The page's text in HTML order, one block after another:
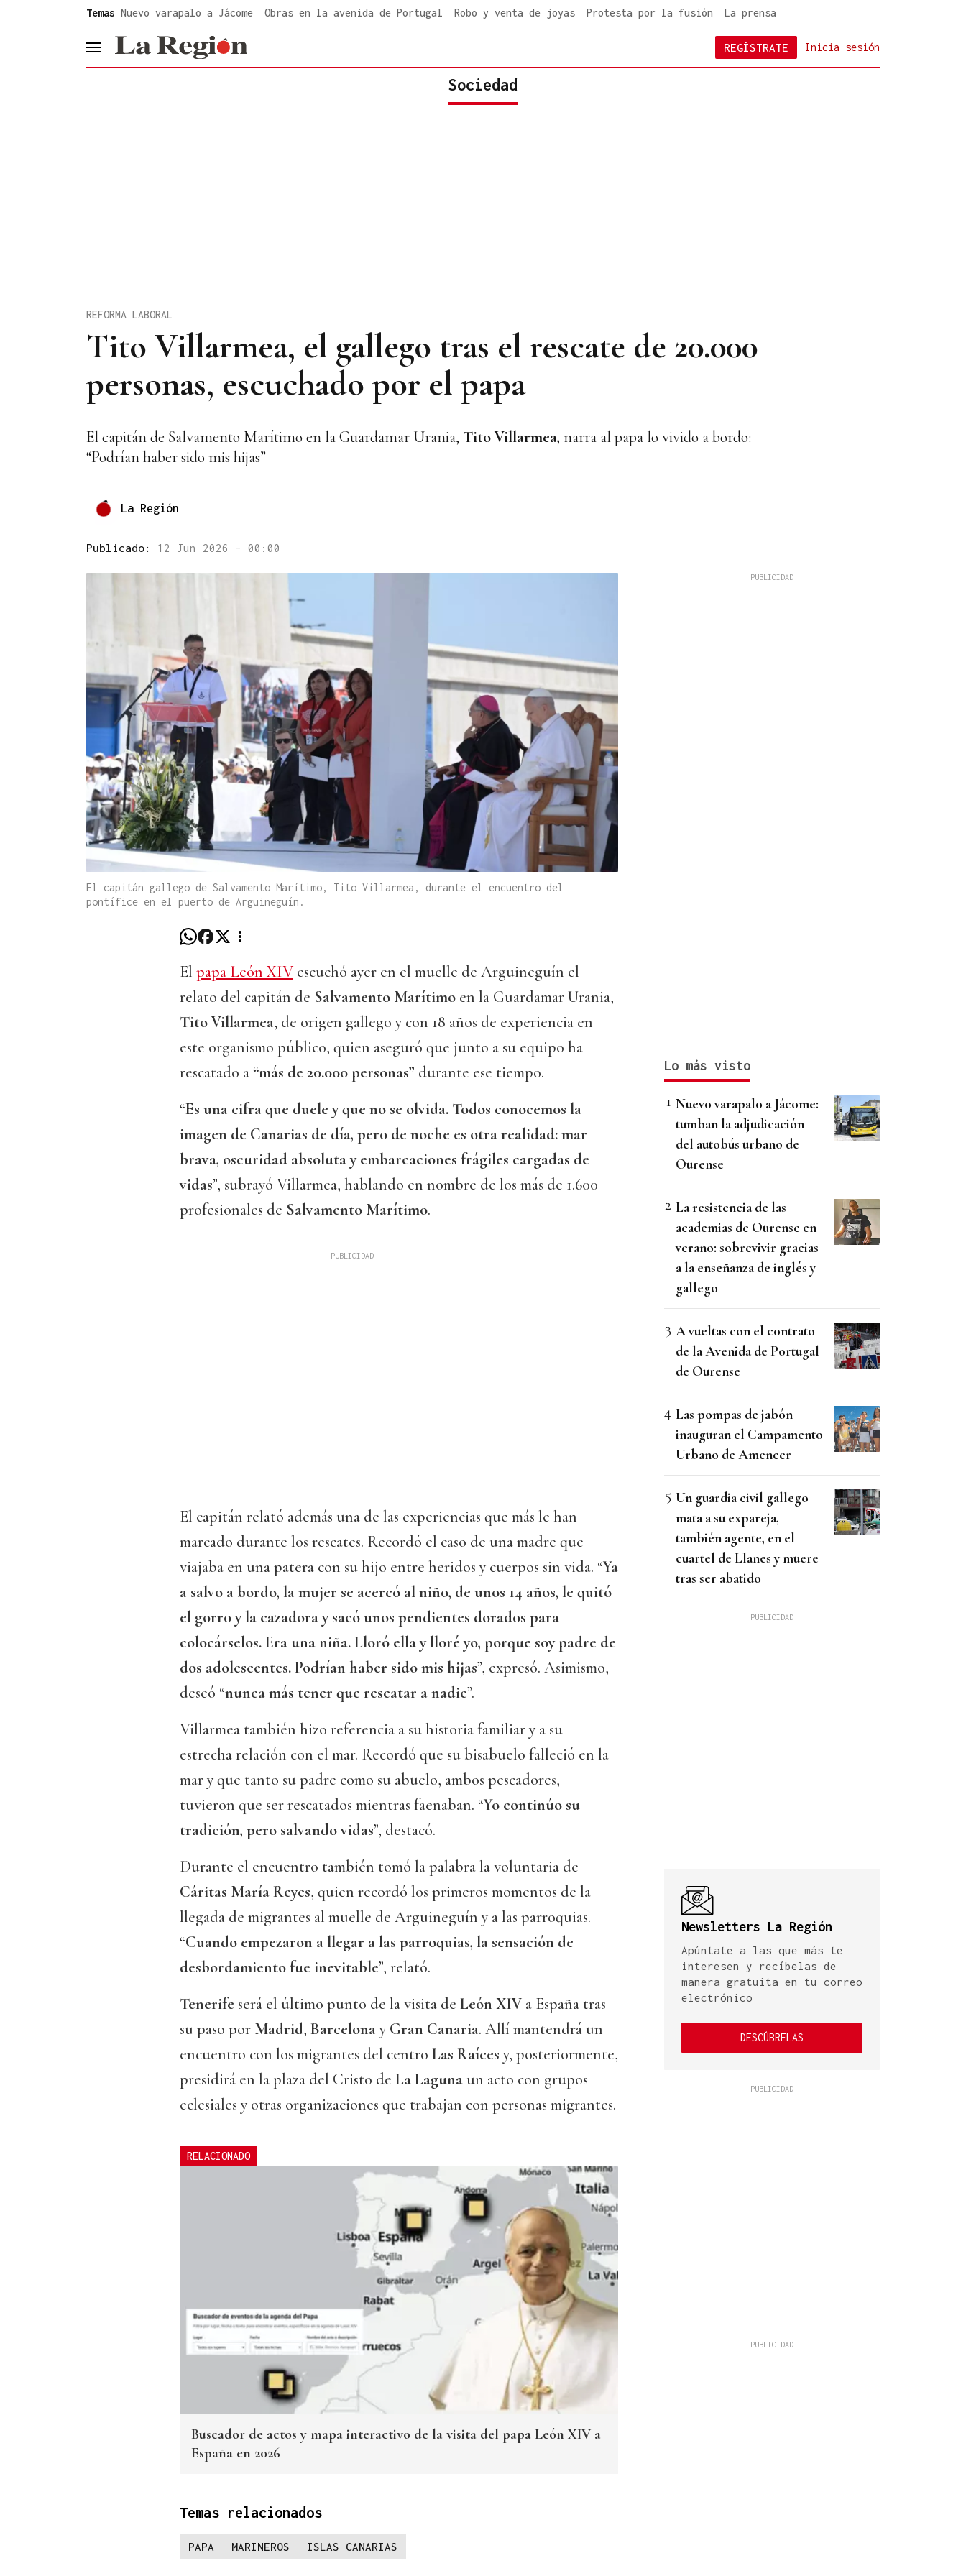
Temas Nuevo varapalo a Jácome Obras en la avenida de Portugal Robo y venta de joyas Protesta por la fusión La prensa
header.menu.open Inicia sesión
REGÍSTRATE
Sociedad
Tito Villarmea, el gallego tras el rescate de 20.000
personas, escuchado por el papa
REFORMA LABORAL
El capitán de Salvamento Marítimo en la Guardamar Urania, Tito Villarmea, narra al papa lo vivido a bordo:
“Podrían haber sido mis hijas”
La Región
Publicado: 12 Jun 2026 - 00:00
El capitán gallego de Salvamento Marítimo, Tito Villarmea, durante el encuentro del
pontífice en el puerto de Arguineguín.
El papa León XIV escuchó ayer en el muelle de Arguineguín el
relato del capitán de Salvamento Marítimo en la Guardamar Urania,
Tito Villarmea, de origen gallego y con 18 años de experiencia en
este organismo público, quien aseguró que junto a su equipo ha
rescatado a“más de 20.000 personas” durante ese tiempo.
“Es una cifra que duele y que no se olvida. Todos conocemos la
imagen de Canarias de día, pero de noche es otra realidad: mar
brava, oscuridad absoluta y embarcaciones frágiles cargadas de
vidas”, subrayó Villarmea, hablando en nombre de los más de 1.600
profesionales de Salvamento Marítimo.
El capitán relató además una de las experiencias que más le han
marcado durante los rescates. Recordó el caso de una madre que
viajaba en una patera con su hijo entre heridos y cuerpos sin vida. “Ya
a salvo a bordo, la mujer se acercó al niño, de unos 14 años, le quitó
el gorro y la cazadora y sacó unos pendientes dorados para
colocárselos. Era una niña. Lloró ella y lloré yo, porque soy padre de
dos adolescentes. Podrían haber sido mis hijas”, expresó. Asimismo,
deseó “nunca más tener que rescatar a nadie”.
Villarmea también hizo referencia a su historia familiar y a su
estrecha relación con el mar. Recordó que su bisabuelo falleció en la
mar y que tanto su padre como su abuelo, ambos pescadores,
tuvieron que ser rescatados mientras faenaban. “Yo continúo su
tradición, pero salvando vidas”, destacó.
Durante el encuentro también tomó la palabra la voluntaria de
Cáritas María Reyes, quien recordó los primeros momentos de la
llegada de migrantes al muelle de Arguineguín y a las parroquias.
“Cuando empezaron a llegar a las parroquias, la sensación de
desbordamiento fue inevitable”, relató.
Tenerife será el último punto de la visita de León XIV a España tras
su paso por Madrid, Barcelonay Gran Canaria. Allí mantendrá un
encuentro con los migrantes del centro Las Raíces y, posteriormente,
presidirá en la plaza del Cristo de La Laguna un acto con grupos
eclesiales y otras organizaciones que trabajan con personas migrantes.
RELACIONADO
Buscador de actos y mapa interactivo de la visita del papa León XIV a
España en 2026
Temas relacionados
PAPA MARINEROS ISLAS CANARIAS
Lo más visto
Nuevo varapalo a Jácome:
tumban la adjudicación
del autobús urbano de
Ourense
La resistencia de las
academias de Ourense en
verano: sobrevivir gracias
a la enseñanza de inglés y
gallego
A vueltas con el contrato
de la Avenida de Portugal
de Ourense
Las pompas de jabón
inauguran el Campamento
Urbano de Amencer
Un guardia civil gallego
mata a su expareja,
también agente, en el
cuartel de Llanes y muere
tras ser abatido
Newsletters La Región
Apúntate a las que más te
interesen y recíbelas de
manera gratuita en tu correo
electrónico
DESCÚBRELAS